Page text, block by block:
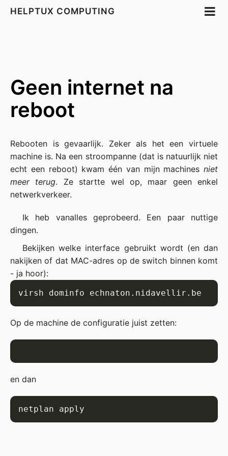
HELPTUX COMPUTING
Geen internet na
reboot
Rebooten is gevaarlijk. Zeker als het een virtuele
machine is. Na een stroompanne (dat is natuurlijk niet
echt een reboot) kwam één van mijn machines niet
meer terug. Ze startte wel op, maar geen enkel
netwerkverkeer.
Ik heb vanalles geprobeerd. Een paar nuttige
dingen.
Bekijken welke interface gebruikt wordt (en dan
nakijken of dat MAC-adres op de switch binnen komt
- ja hoor):
Op de machine de configuratie juist zetten:
en dan